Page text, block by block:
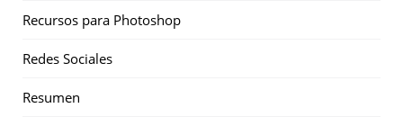
Recursos para Photoshop
Redes Sociales
Resumen